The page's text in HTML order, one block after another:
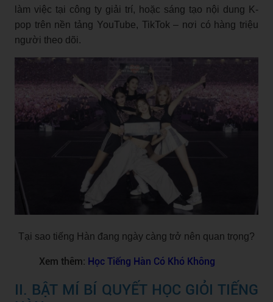
làm việc tại công ty giải trí, hoặc sáng tạo nội dung K-
pop trên nền tảng YouTube, TikTok – nơi có hàng triệu
người theo dõi.
Tại sao tiếng Hàn đang ngày càng trở nên quan trọng?
Xem thêm: Học Tiếng Hàn Có Khó Không
II. BẬT MÍ BÍ QUYẾT HỌC GIỎI TIẾNG